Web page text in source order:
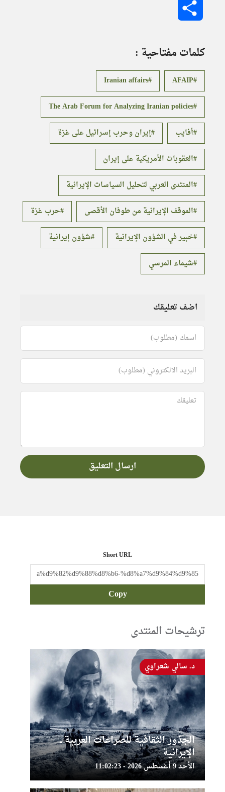
كلمات مفتاحية :
AFAIP
Iranian affairs
The Arab Forum for Analyzing Iranian policies
أفايب
إيران وحرب إسرائيل على غزة
العقوبات الأمريكية على إيران
المنتدى العربي لتحليل السياسات الإيرانية
الموقف الإيرانية من طوفان الأقصى
حرب غزة
خبير في الشؤون الإيرانية
شؤون إيرانية
شيماء المرسي
اضف تعليقك
Short URL
Copy
ترشيحات المنتدى
الجذور الثقافية للصراعات العربية ــ
الإيرانية
الأحد 9 أغسطس 2026 - 11:02:23
د. سالي شعراوي